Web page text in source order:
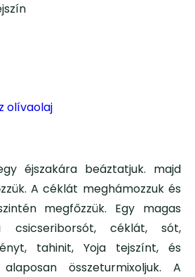
olívaolaj
éjszakára beáztatjuk. majd
A céklát meghámozzuk és
megfőzzük. Egy magas
céklát, sót,
tahinit, Yoja tejszínt, és
összeturmixoljuk. A